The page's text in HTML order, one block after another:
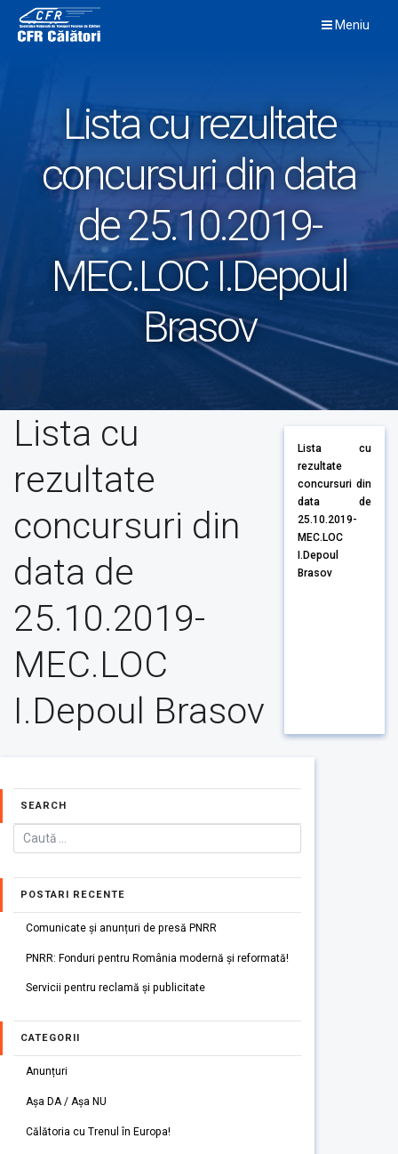
content
Meniu
Lista cu rezultate
concursuri din data
de 25.10.2019-
MEC.LOC I.Depoul
Brasov
Lista cu
rezultate
concursuri din
data de
25.10.2019-
MEC.LOC
I.Depoul Brasov
Lista cu
rezultate
concursuri din
data de
25.10.2019-
MEC.LOC
I.Depoul
Brasov
SEARCH
POSTARI RECENTE
Comunicate și anunțuri de presă PNRR
PNRR: Fonduri pentru România modernă și reformată!
Servicii pentru reclamă și publicitate
CATEGORII
Anunțuri
Așa DA / Așa NU
Călătoria cu Trenul în Europa!